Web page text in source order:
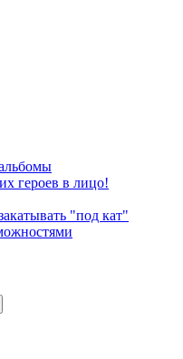
героев в лицо!
"под кат"